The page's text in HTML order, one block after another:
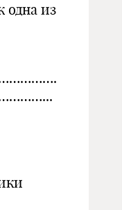
одна из